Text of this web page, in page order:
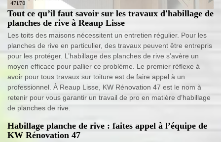
Tout ce qu’il faut savoir sur les travaux d'habillage de
planches de rive à Reaup Lisse
Les toits des maisons nécessitent un entretien régulier. Pour les
planches de rive en particulier, des travaux peuvent être entrepris
pour les protéger. L’habillage des planches de rive s’avère un
moyen efficace pour pallier ce problème. Le premier réflexe à
avoir pour tous travaux sur toiture est de faire appel à un
professionnel. À Reaup Lisse, KW Rénovation 47 est le nom à
retenir pour vous garantir un travail de pro en matière d’habillage
de planches de rive.
Habillage planche de rive : faites appel à l’équipe de
KW Rénovation 47